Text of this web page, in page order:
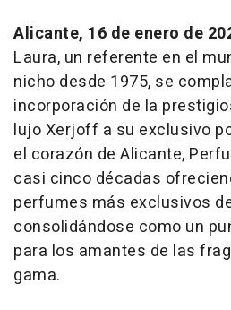
Alicante, 16 de enero de
Laura, un referente en el
nicho desde 1975, se
incorporación de la
lujo Xerjoff a su exclusivo
el corazón de Alicante,
casi cinco décadas
perfumes más exclusivos
consolidándose como un
para los amantes de las
gama.